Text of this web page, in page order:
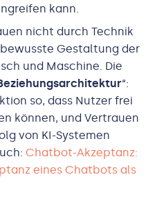
kann.
nicht durch Technik
Gestaltung der
und Maschine. Die
“:
so, dass Nutzer frei
können, und Vertrauen
von KI-Systemen
Chatbot-Akzeptanz:
eines Chatbots als